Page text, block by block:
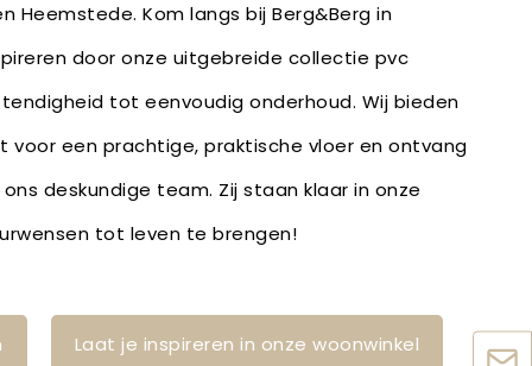
Heemstede. Kom langs bij Berg&Berg in
door onze uitgebreide collectie pvc
tot eenvoudig onderhoud. Wij bieden
voor een prachtige, praktische vloer en ontvang
deskundige team. Zij staan klaar in onze
tot leven te brengen!
Laat je inspireren in onze woonwinkel